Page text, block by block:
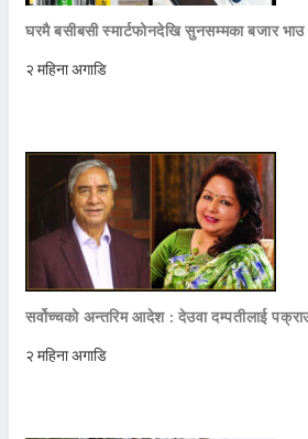
घरमै बसीबसी स्मार्टफोनदेखि सुनसम्मका बजार
२ महिना अगाडि
सर्वोच्चको अन्तरिम आदेश : देउवा दम्पतीलाई
२ महिना अगाडि